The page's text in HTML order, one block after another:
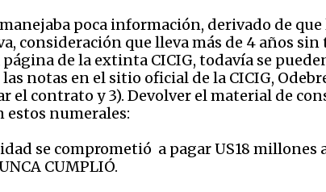
poca información, derivado de
consideración que lleva más de 4 años
de la extinta CICIG, todavía se
notas en el sitio oficial de la CICIG,
el contrato y 3). Devolver el material de
estos numerales:
se comprometió a pagar US18
CUMPLIÓ.